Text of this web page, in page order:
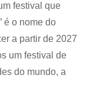
festival que
é o nome do
a partir de 2027
um festival de
do mundo, a